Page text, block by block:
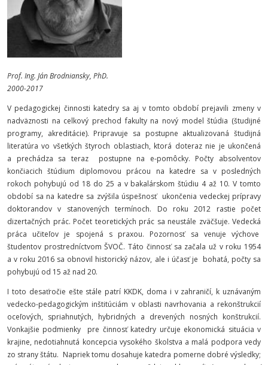
Prof. Ing. Ján Brodniansky, PhD.
2000-2017
V pedagogickej činnosti katedry sa aj v tomto období prejavili zmeny v
nadväznosti na celkový prechod fakulty na nový model štúdia (študijné
programy, akreditácie). Pripravuje sa postupne aktualizovaná študijná
literatúra vo všetkých štyroch oblastiach, ktorá doteraz nie je ukončená
a prechádza sa teraz postupne na e-pomôcky. Počty absolventov
končiacich štúdium diplomovou prácou na katedre sa v posledných
rokoch pohybujú od 18 do 25 a v bakalárskom štúdiu 4 až 10. V tomto
období sa na katedre sa zvýšila úspešnosť ukončenia vedeckej prípravy
doktorandov v stanovených termínoch. Do roku 2012 rastie počet
dizertačných prác. Počet teoretických prác sa neustále zväčšuje. Vedecká
práca učiteľov je spojená s praxou. Pozornosť sa venuje výchove
študentov prostredníctvom ŠVOČ. Táto činnosť sa začala už v roku 1954
a v roku 2016 sa obnovil historický názov, ale i účasť je bohatá, počty sa
pohybujú od 15 až nad 20.
I toto desaťročie ešte stále patrí KKDK, doma i v zahraničí, k uznávaným
vedecko-pedagogickým inštitúciám v oblasti navrhovania a rekonštrukcií
oceľových, spriahnutých, hybridných a drevených nosných konštrukcií.
Vonkajšie podmienky pre činnosť katedry určuje ekonomická situácia v
krajine, nedotiahnutá koncepcia vysokého školstva a malá podpora vedy
zo strany štátu. Napriek tomu dosahuje katedra pomerne dobré výsledky;